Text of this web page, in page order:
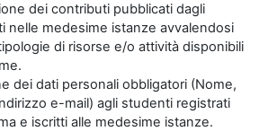
dei contributi pubblicati dagli
nelle medesime istanze avvalendosi
di risorse e/o attività disponibili
dei dati personali obbligatori (Nome,
e-mail) agli studenti registrati
e iscritti alle medesime istanze.